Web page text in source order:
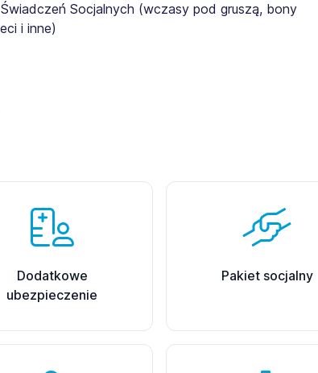
Socjalnych (wczasy pod gruszą, bony
i inne)
Dodatkowe
ubezpieczenie
Pakiet socjalny